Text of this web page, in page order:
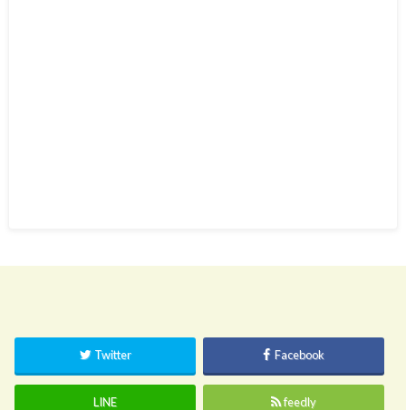
Twitter Facebook
LINE feedly